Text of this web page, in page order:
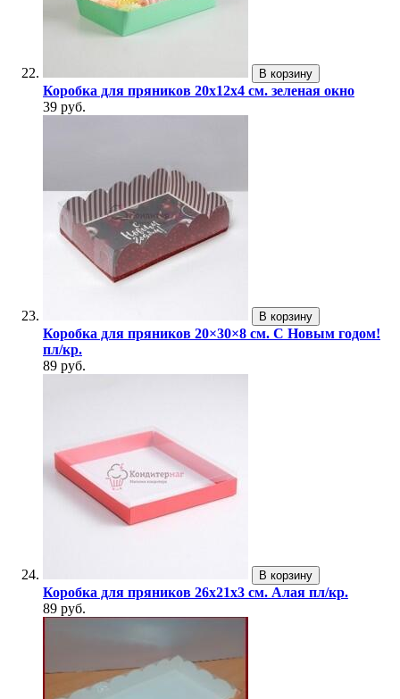
В корзину
Коробка для пряников 20х12х4 см. зеленая окно
39 руб.
В корзину
Коробка для пряников 20×30×8 см. С Новым годом!
пл/кр.
89 руб.
В корзину
Коробка для пряников 26х21х3 см. Алая пл/кр.
89 руб.